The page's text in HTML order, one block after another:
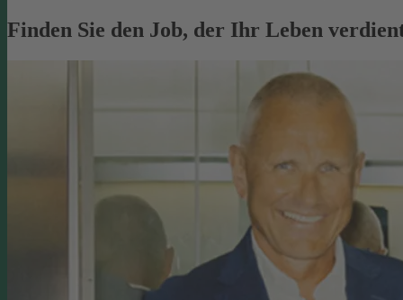
Finden Sie den Job, der Ihr Leben